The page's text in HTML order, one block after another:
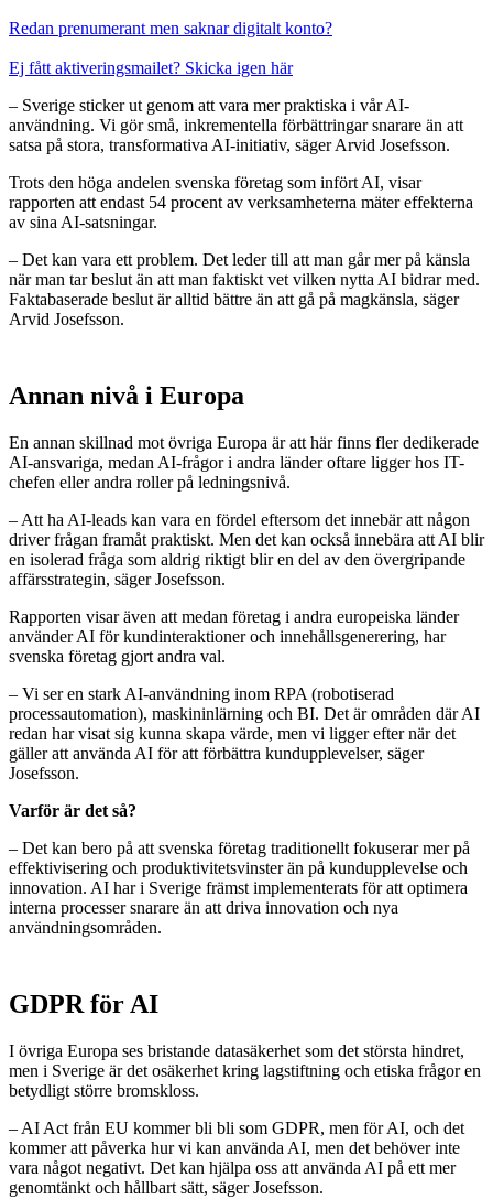
Redan prenumerant men saknar digitalt konto?
Ej fått aktiveringsmailet? Skicka igen här
– Sverige sticker ut genom att vara mer praktiska i vår AI-
användning. Vi gör små, inkrementella förbättringar snarare än att
satsa på stora, transformativa AI-initiativ, säger Arvid Josefsson.
Trots den höga andelen svenska företag som infört AI, visar
rapporten att endast 54 procent av verksamheterna mäter effekterna
av sina AI-satsningar.
– Det kan vara ett problem. Det leder till att man går mer på känsla
när man tar beslut än att man faktiskt vet vilken nytta AI bidrar med.
Faktabaserade beslut är alltid bättre än att gå på magkänsla, säger
Arvid Josefsson.
Annan nivå i Europa
En annan skillnad mot övriga Europa är att här finns fler dedikerade
AI-ansvariga, medan AI-frågor i andra länder oftare ligger hos IT-
chefen eller andra roller på ledningsnivå.
– Att ha AI-leads kan vara en fördel eftersom det innebär att någon
driver frågan framåt praktiskt. Men det kan också innebära att AI blir
en isolerad fråga som aldrig riktigt blir en del av den övergripande
affärsstrategin, säger Josefsson.
Rapporten visar även att medan företag i andra europeiska länder
använder AI för kundinteraktioner och innehållsgenerering, har
svenska företag gjort andra val.
– Vi ser en stark AI-användning inom RPA (robotiserad
processautomation), maskininlärning och BI. Det är områden där AI
redan har visat sig kunna skapa värde, men vi ligger efter när det
gäller att använda AI för att förbättra kundupplevelser, säger
Josefsson.
Varför är det så?
– Det kan bero på att svenska företag traditionellt fokuserar mer på
effektivisering och produktivitetsvinster än på kundupplevelse och
innovation. AI har i Sverige främst implementerats för att optimera
interna processer snarare än att driva innovation och nya
användningsområden.
GDPR för AI
I övriga Europa ses bristande datasäkerhet som det största hindret,
men i Sverige är det osäkerhet kring lagstiftning och etiska frågor en
betydligt större bromskloss.
– AI Act från EU kommer bli bli som GDPR, men för AI, och det
kommer att påverka hur vi kan använda AI, men det behöver inte
vara något negativt. Det kan hjälpa oss att använda AI på ett mer
genomtänkt och hållbart sätt, säger Josefsson.